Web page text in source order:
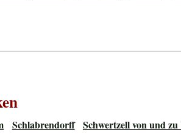
Schlabrendorff Schwertzell von und